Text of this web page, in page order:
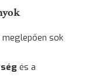
sok
és a